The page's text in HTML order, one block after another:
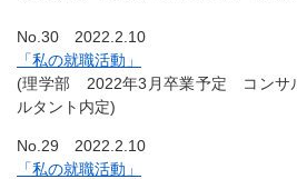
No.30 2022.2.10
「私の就職活動」
(理学部 2022年3月卒業予定 コンサ
ルタント内定)
No.29 2022.2.10
「私の就職活動」